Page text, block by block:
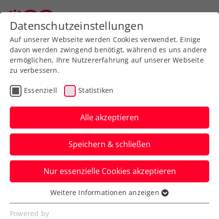
Zurück zur Newsübersicht
Rollstuhltennis
Daviscupper, Grabher &
Co.: Staransturm bei
win2day ÖTV-
Staatsmeisterschaften
Jurij Rodionov, Filip Misolic, der zweifache
Datenschutzeinstellungen
Auf unserer Webseite werden Cookies verwendet. Einige
davon werden zwingend benötigt, während es uns andere
ermöglichen, Ihre Nutzererfahrung auf unserer Webseite
zu verbessern.
Essenziell Statistiken
Alle akzeptieren
Speichern & schließen
Nur essenzielle Cookies akzeptieren
Essenziell
Essenzielle Cookies werden für grundlegende
Weitere Informationen anzeigen
Powered by